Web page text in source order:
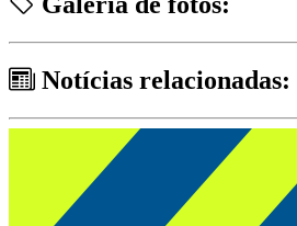
Notícias relacionadas: